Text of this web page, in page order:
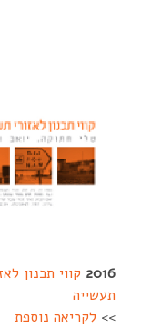
2016 קווי תכנון
תעשייה
>> לקריאה נוספת